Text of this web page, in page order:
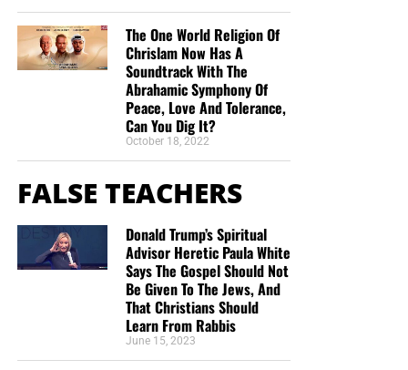
The One World Religion Of
Chrislam Now Has A
Soundtrack With The
Abrahamic Symphony Of
Peace, Love And Tolerance,
Can You Dig It?
October 18, 2022
FALSE TEACHERS
Donald Trump’s Spiritual
Advisor Heretic Paula White
Says The Gospel Should Not
Be Given To The Jews, And
That Christians Should
Learn From Rabbis
June 15, 2023